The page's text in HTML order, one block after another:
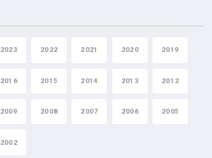
2023 2022 2021 2020 2019
2016 2015 2014 2013 2012
2009 2008 2007 2006 2005
2002